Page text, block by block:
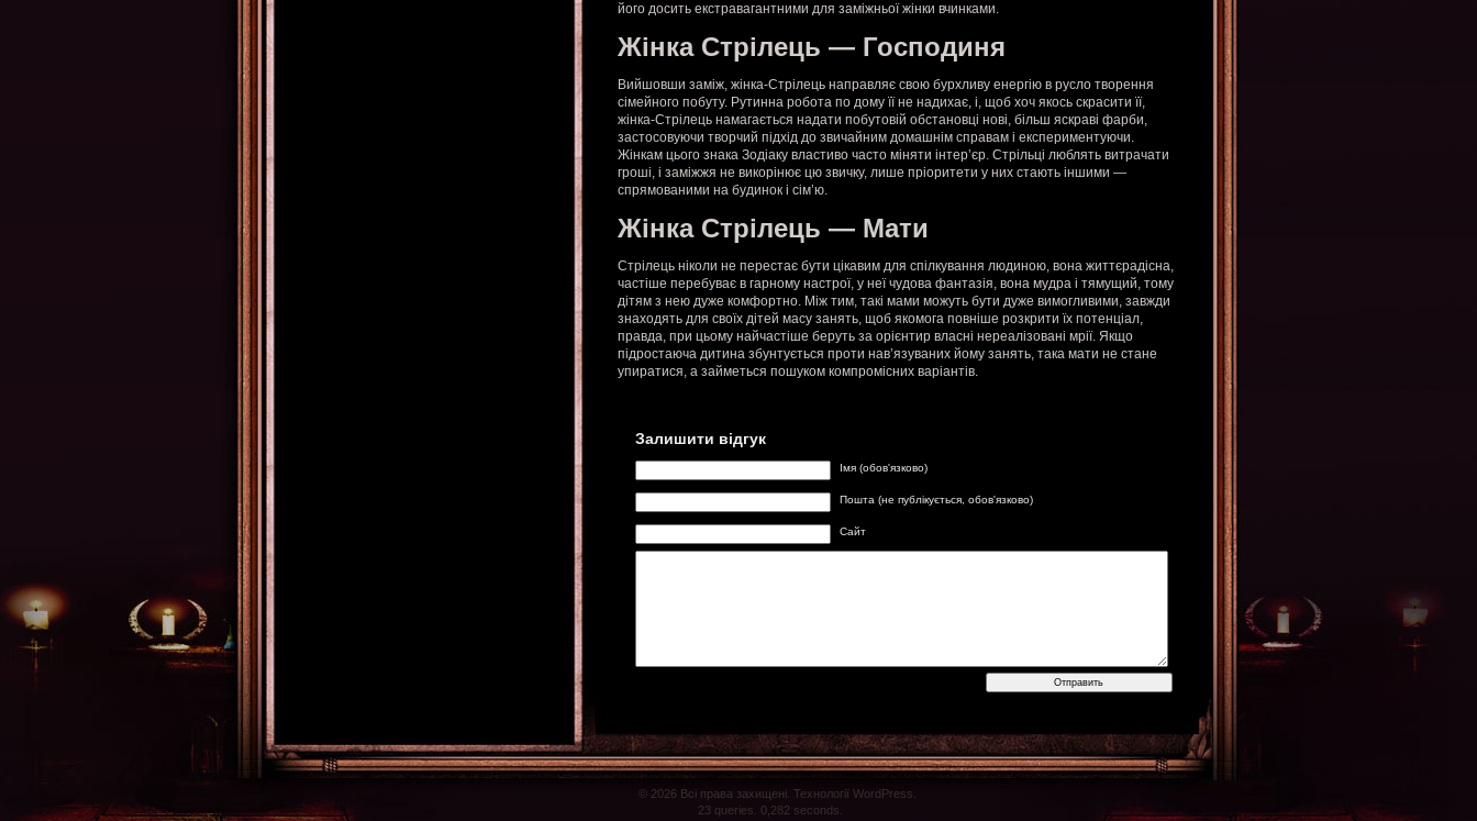
його досить екстравагантними для заміжньої жінки вчинками.
Жінка Стрілець — Господиня
Вийшовши заміж, жінка-Стрілець направляє свою бурхливу енергію в русло творення
сімейного побуту. Рутинна робота по дому її не надихає, і, щоб хоч якось скрасити її,
жінка-Стрілець намагається надати побутовій обстановці нові, більш яскраві фарби,
застосовуючи творчий підхід до звичайним домашнім справам і експериментуючи.
Жінкам цього знака Зодіаку властиво часто міняти інтер’єр. Стрільці люблять витрачати
гроші, і заміжжя не викорінює цю звичку, лише пріоритети у них стають іншими —
спрямованими на будинок і сім’ю.
Жінка Стрілець — Мати
Стрілець ніколи не перестає бути цікавим для спілкування людиною, вона життєрадісна,
частіше перебуває в гарному настрої, у неї чудова фантазія, вона мудра і тямущий, тому
дітям з нею дуже комфортно. Між тим, такі мами можуть бути дуже вимогливими, завжди
знаходять для своїх дітей масу занять, щоб якомога повніше розкрити їх потенціал,
правда, при цьому найчастіше беруть за орієнтир власні нереалізовані мрії. Якщо
підростаюча дитина збунтується проти нав’язуваних йому занять, така мати не стане
упиратися, а займеться пошуком компромісних варіантів.
Залишити відгук
Імя (обов'язково)
Пошта (не публікується, обов'язково)
Сайт
© 2026 Всі права захищені. Технології WordPress.
23 queries. 0,282 seconds.